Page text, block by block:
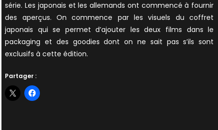
série. Les japonais et les allemands ont commencé à fournir
des aperçus. On commence par les visuels du coffret
japonais qui se permet d’ajouter les deux films dans le
packaging et des goodies dont on ne sait pas s’ils sont
exclusifs à cette édition.
Partager :